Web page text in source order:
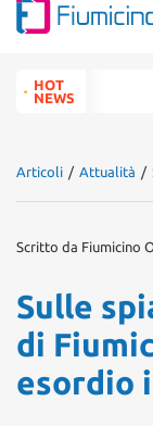
Search
for:HOT
NEWS
Articoli / Attualità /
Scritto da Fiumicino
Sulle
di
esordio